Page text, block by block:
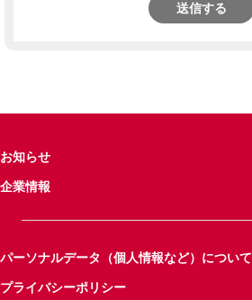
送信する
お知らせ
企業情報
パーソナルデータ（個人情報など）について
プライバシーポリシー